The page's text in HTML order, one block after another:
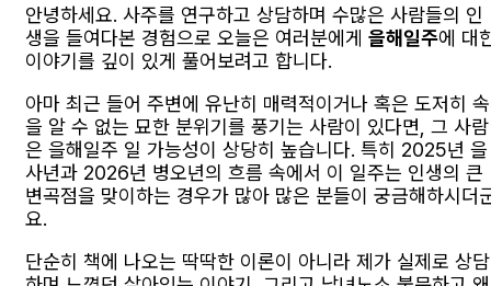
안녕하세요. 사주를 연구하고 상담하며 수많은 사람들의 인
생을 들여다본 경험으로 오늘은 여러분에게 을해일주에 대
이야기를 깊이 있게 풀어보려고 합니다.
아마 최근 들어 주변에 유난히 매력적이거나 혹은 도저히 속
을 알 수 없는 묘한 분위기를 풍기는 사람이 있다면, 그 사람
은 을해일주 일 가능성이 상당히 높습니다. 특히 2025년 을
사년과 2026년 병오년의 흐름 속에서 이 일주는 인생의 큰
변곡점을 맞이하는 경우가 많아 많은 분들이 궁금해하시더
요.
단순히 책에 나오는 딱딱한 이론이 아니라 제가 실제로 상담